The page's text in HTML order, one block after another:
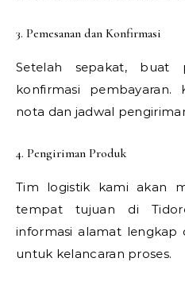
3. Pemesanan dan Konfirmasi
Setelah sepakat, buat
konfirmasi pembayaran.
nota dan jadwal
4. Pengiriman Produk
Tim logistik kami akan
tempat tujuan di
informasi alamat
untuk kelancaran proses.